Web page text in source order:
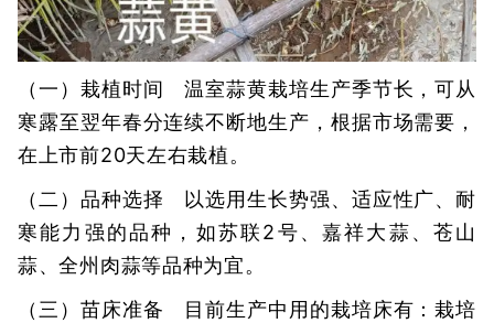
（一）栽植时间 温室蒜黄栽培生产季节长，可从
寒露至翌年春分连续不断地生产，根据市场需要，
在上市前20天左右栽植。
（二）品种选择 以选用生长势强、适应性广、耐
寒能力强的品种，如苏联2号、嘉祥大蒜、苍山
蒜、全州肉蒜等品种为宜。
（三）苗床准备 目前生产中用的栽培床有：栽培